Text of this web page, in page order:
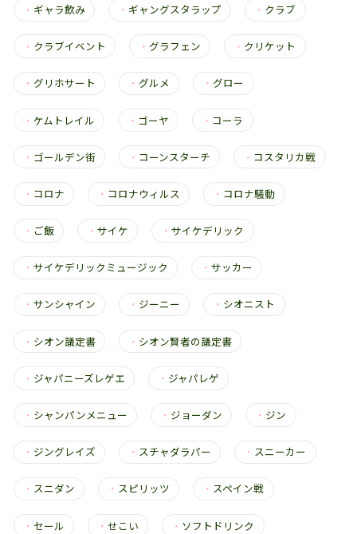
・ ギャラ飲み ・ ギャングスタラップ ・ クラブ
・ クラブイベント ・ グラフェン ・ クリケット
・ グリホサート ・ グルメ ・ グロー
・ ケムトレイル ・ ゴーヤ ・ コーラ
・ ゴールデン街 ・ コーンスターチ ・ コスタリカ戦
・ コロナ ・ コロナウィルス ・ コロナ騒動
・ ご飯 ・サイケ ・サイケデリック
・ サイケデリックミュージック ・サッカー
・ サンシャイン ・ ジーニー ・ シオニスト
・ シオン議定書 ・ シオン賢者の議定書
・ ジャパニーズレゲエ ・ ジャパレゲ
・ シャンパンメニュー ・ ジョーダン ・ ジン
・ ジングレイズ ・ スチャダラパー ・ スニーカー
・ スニダン ・ スピリッツ ・ スペイン戦
・ セール ・せこい ・ ソフトドリンク